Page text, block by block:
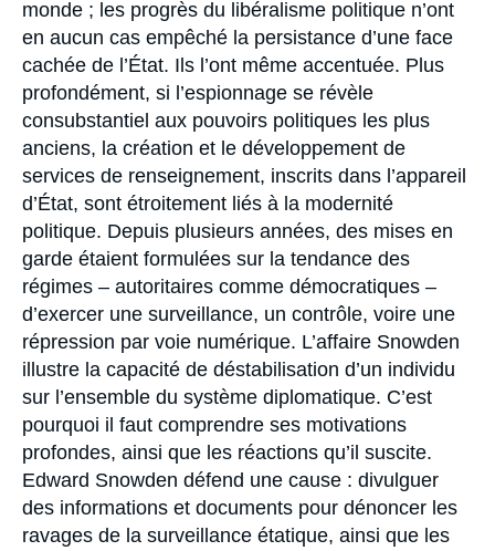
monde ; les progrès du libéralisme politique n’ont
en aucun cas empêché la persistance d’une face
cachée de l’État. Ils l’ont même accentuée. Plus
profondément, si l’espionnage se révèle
consubstantiel aux pouvoirs politiques les plus
anciens, la création et le développement de
services de renseignement, inscrits dans l’appareil
d’État, sont étroitement liés à la modernité
politique. Depuis plusieurs années, des mises en
garde étaient formulées sur la tendance des
régimes – autoritaires comme démocratiques –
d’exercer une surveillance, un contrôle, voire une
répression par voie numérique. L’affaire Snowden
illustre la capacité de déstabilisation d’un individu
sur l’ensemble du système diplomatique. C’est
pourquoi il faut comprendre ses motivations
profondes, ainsi que les réactions qu’il suscite.
Edward Snowden défend une cause : divulguer
des informations et documents pour dénoncer les
ravages de la surveillance étatique, ainsi que les